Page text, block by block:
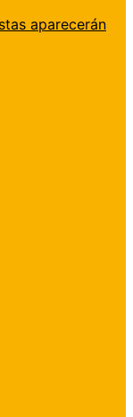
aparecerán